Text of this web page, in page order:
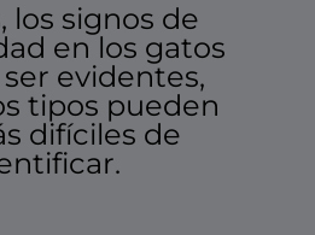
los signos de
en los gatos
evidentes,
tipos pueden
difíciles de